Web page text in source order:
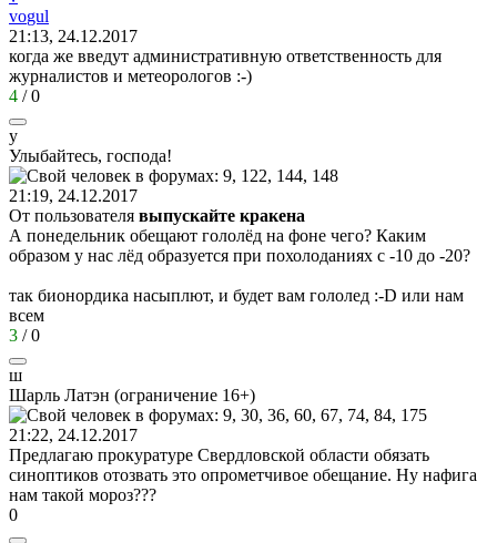
vоgul
21:13, 24.12.2017
когда же введут административную ответственность для
журналистов и метеорологов :-)
4 /0
у
Улыбайтесь, господа!
21:19, 24.12.2017
От пользователя выпускайте кракена
А понедельник обещают гололёд на фоне чего? Каким
образом у нас лёд образуется при похолоданиях с -10 до -20?
так бионордика насыплют, и будет вам гололед :-D или нам
всем
3 /0
ш
Шарль Латэн (ограничение 16+)
21:22, 24.12.2017
Предлагаю прокуратуре Свердловской области обязать
синоптиков отозвать это опрометчивое обещание. Ну нафига
нам такой мороз???
0